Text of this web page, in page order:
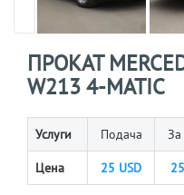
ПРОКАТ
W213 4-MATIC
Услуги Подача За
Цена 25 USD 25